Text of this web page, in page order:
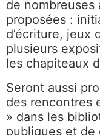
de nombreuses
proposées :
d’écriture, jeux
plusieurs
les chapiteaux
Seront aussi
des rencontres
» dans les
publiques et de